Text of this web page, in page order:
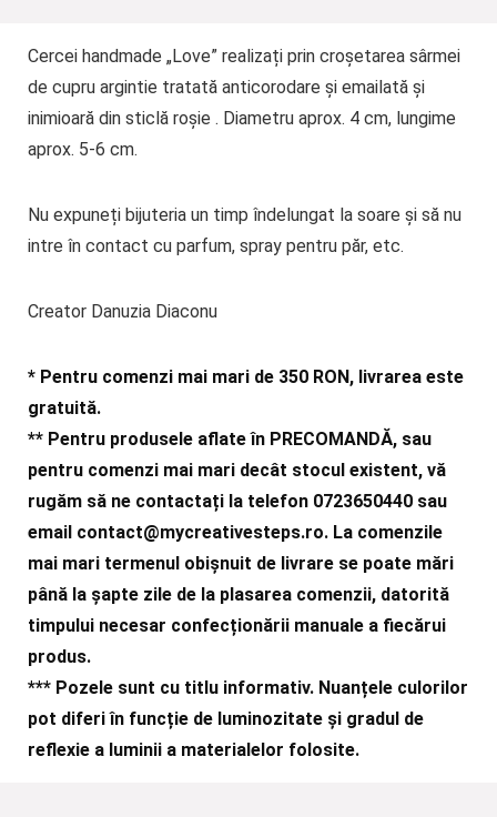
Cercei handmade „Love” realizați prin croșetarea sârmei
de cupru argintie tratată anticorodare și emailată și
inimioară din sticlă roșie . Diametru aprox. 4 cm, lungime
aprox. 5-6 cm.
Nu expuneți bijuteria un timp îndelungat la soare și să nu
intre în contact cu parfum, spray pentru păr, etc.
Creator Danuzia Diaconu
* Pentru comenzi mai mari de 350 RON, livrarea este
gratuită.
** Pentru produsele aflate în PRECOMANDĂ, sau
pentru comenzi mai mari decât stocul existent, vă
rugăm să ne contactați la telefon 0723650440 sau
email contact@mycreativesteps.ro. La comenzile
mai mari termenul obișnuit de livrare se poate mări
până la șapte zile de la plasarea comenzii, datorită
timpului necesar confecționării manuale a fiecărui
produs.
*** Pozele sunt cu titlu informativ. Nuanțele culorilor
pot diferi în funcție de luminozitate și gradul de
reflexie a luminii a materialelor folosite.